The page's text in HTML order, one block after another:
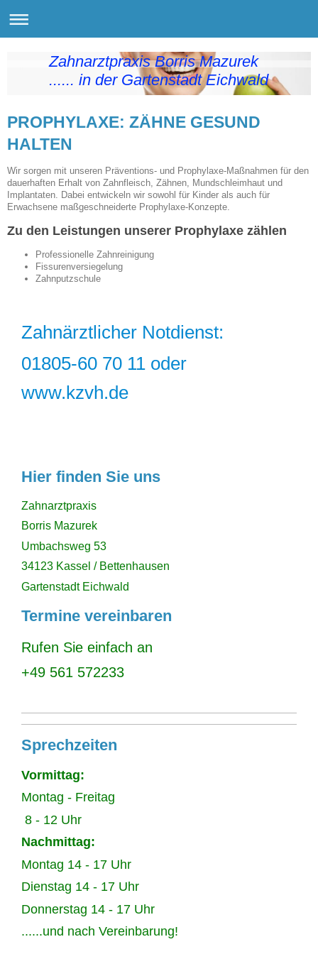
Zahnarztpraxis Borris Mazurek
...... in der Gartenstadt Eichwald
PROPHYLAXE: ZÄHNE GESUND
HALTEN
Wir sorgen mit unseren Präventions- und Prophylaxe-Maßnahmen für den
dauerhaften Erhalt von Zahnfleisch, Zähnen, Mundschleimhaut und
Implantaten. Dabei entwickeln wir sowohl für Kinder als auch für
Erwachsene maßgeschneiderte Prophylaxe-Konzepte.
Zu den Leistungen unserer Prophylaxe zählen
Professionelle Zahnreinigung
Fissurenversiegelung
Zahnputzschule
Zahnärztlicher Notdienst:
01805-60 70 11 oder
www.kzvh.de
Hier finden Sie uns
Zahnarztpraxis
Borris Mazurek
Umbachsweg 53
34123 Kassel / Bettenhausen
Gartenstadt Eichwald
Termine vereinbaren
Rufen Sie einfach an
+49 561 572233
Sprechzeiten
Vormittag:
Montag - Freitag
8 - 12 Uhr
Nachmittag:
Montag 14 - 17 Uhr
Dienstag 14 - 17 Uhr
Donnerstag 14 - 17 Uhr
......und nach Vereinbarung!